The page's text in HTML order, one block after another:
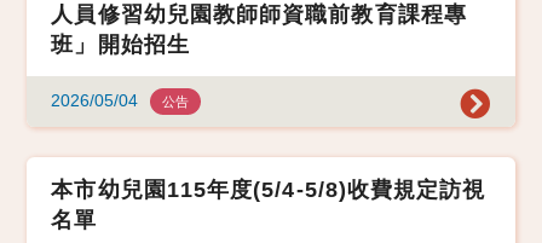
人員修習幼兒園教師師資職前教育課程專
班」開始招生
2026/05/04 公告
本市幼兒園115年度(5/4-5/8)收費規定訪視
名單